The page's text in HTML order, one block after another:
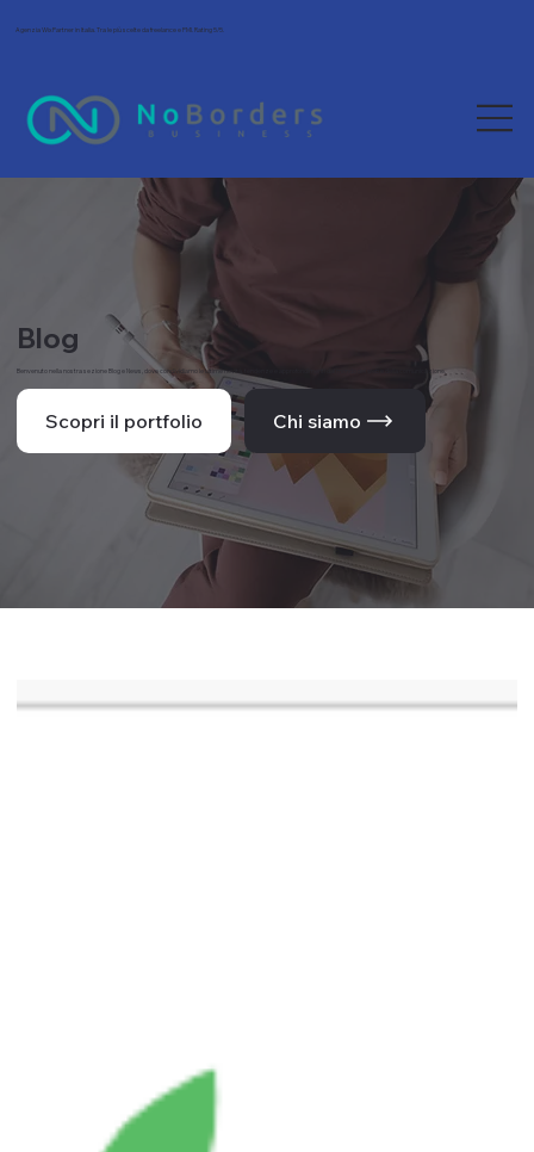
Agenzia Wix Partner in Italia. Tra le più scelte da freelance e PMI. Rating 5/5.
Blog
Benvenuto nella nostra sezione Blog e News, dove condividiamo le ultime novità, tendenze e approfondimenti dal mondo del web e della comunicazione.
Scopri il portfolio Chi siamo